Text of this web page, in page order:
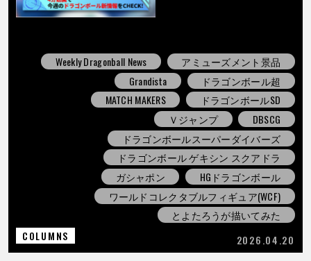
Weekly Dragonball News
アミューズメント景品
Grandista
ドラゴンボール超
MATCH MAKERS
ドラゴンボールSD
Ｖジャンプ
DBSCG
ドラゴンボールスーパーダイバーズ
ドラゴンボール ゲキシン スクアドラ
ガシャポン
HGドラゴンボール
ワールドコレクタブルフィギュア(WCF)
とよたろうが描いてみた
COLUMNS
2026.04.20